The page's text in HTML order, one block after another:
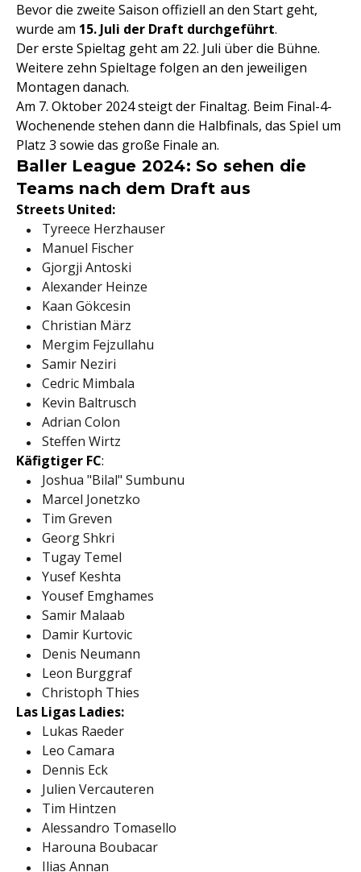
Bevor die zweite Saison offiziell an den Start geht,
wurde am 15. Juli der Draft durchgeführt.
Der erste Spieltag geht am 22. Juli über die Bühne.
Weitere zehn Spieltage folgen an den jeweiligen
Montagen danach.
Am 7. Oktober 2024 steigt der Finaltag. Beim Final-4-
Wochenende stehen dann die Halbfinals, das Spiel um
Platz 3 sowie das große Finale an.
Baller League 2024: So sehen die
Teams nach dem Draft aus
Streets United:
Tyreece Herzhauser
Manuel Fischer
Gjorgji Antoski
Alexander Heinze
Kaan Gökcesin
Christian März
Mergim Fejzullahu
Samir Neziri
Cedric Mimbala
Kevin Baltrusch
Adrian Colon
Steffen Wirtz
Käfigtiger FC:
Joshua "Bilal" Sumbunu
Marcel Jonetzko
Tim Greven
Georg Shkri
Tugay Temel
Yusef Keshta
Yousef Emghames
Samir Malaab
Damir Kurtovic
Denis Neumann
Leon Burggraf
Christoph Thies
Las Ligas Ladies:
Lukas Raeder
Leo Camara
Dennis Eck
Julien Vercauteren
Tim Hintzen
Alessandro Tomasello
Harouna Boubacar
Ilias Annan